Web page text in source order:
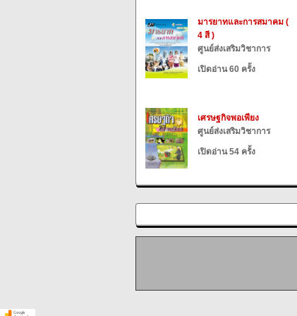
มารยาทและการสมาคม (
4 สี )
ศูนย์ส่งเสริมวิชาการ
เปิดอ่าน 60 ครั้ง
เศรษฐกิจพอเพียง
ศูนย์ส่งเสริมวิชาการ
เปิดอ่าน 54 ครั้ง